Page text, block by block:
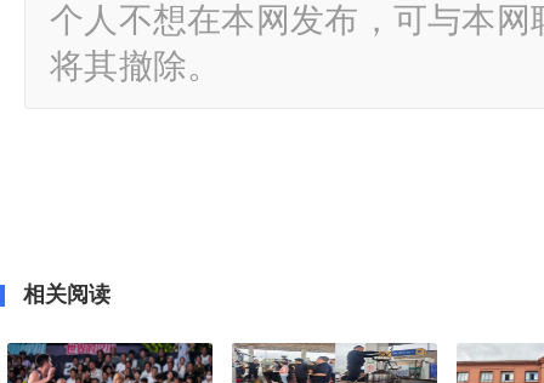
个人不想在本网发布，可与本
将其撤除。
相关阅读